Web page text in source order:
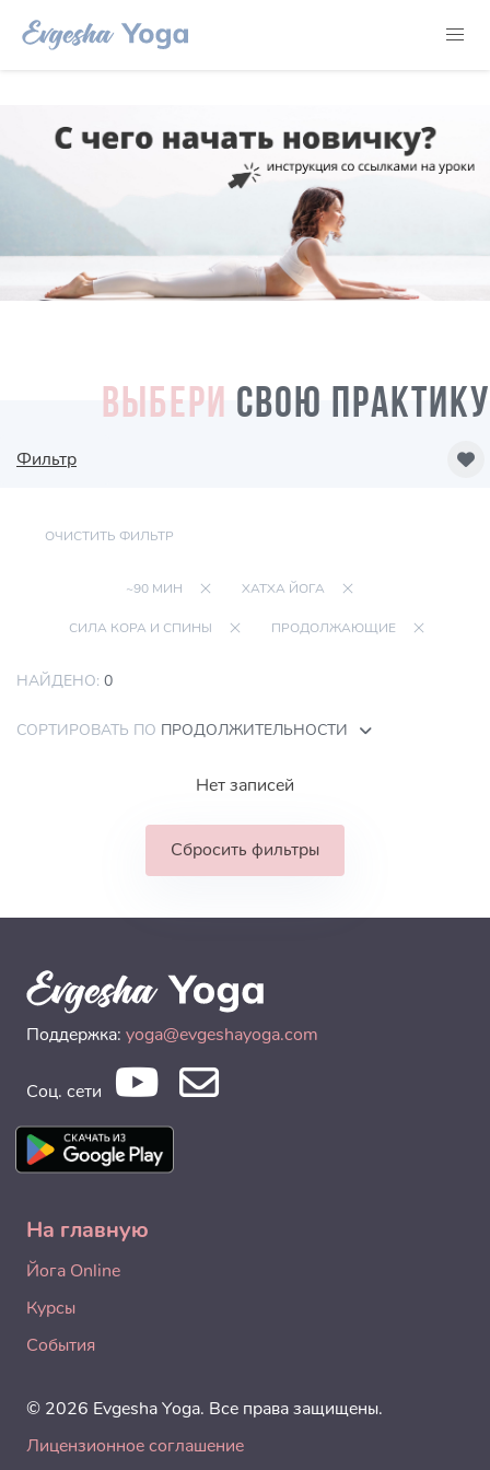
ВЫБЕРИ СВОЮ ПРАКТИКУ
Фильтр
ОЧИСТИТЬ ФИЛЬТР
~90 МИН ХАТХА ЙОГА
СИЛА КОРА И СПИНЫ ПРОДОЛЖАЮЩИЕ
НАЙДЕНО: 0
СОРТИРОВАТЬ ПО ПРОДОЛЖИТЕЛЬНОСТИ
Нет записей
Сбросить фильтры
Поддержка: yoga@evgeshayoga.com
Соц. сети
На главную
Йога Online
Курсы
События
© 2026 Evgesha Yoga. Все права защищены.
Лицензионное соглашение